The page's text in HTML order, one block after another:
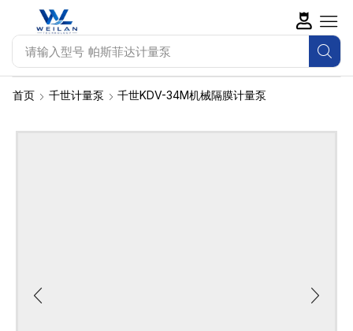
请输入型号 帕斯菲达计量泵
首页 千世计量泵 千世KDV-34M机械隔膜计量泵